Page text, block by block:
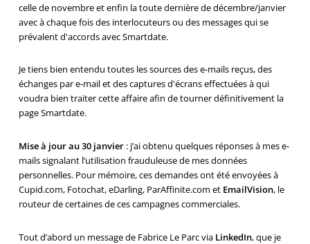
celle de novembre et enfin la toute dernière de décembre/janvier
avec à chaque fois des interlocuteurs ou des messages qui se
prévalent d'accords avec Smartdate.
Je tiens bien entendu toutes les sources des e-mails reçus, des
échanges par e-mail et des captures d'écrans effectuées à qui
voudra bien traiter cette affaire afin de tourner définitivement la
page Smartdate.
Mise à jour au 30 janvier: j’ai obtenu quelques réponses à mes e-
mails signalant l’utilisation frauduleuse de mes données
personnelles. Pour mémoire, ces demandes ont été envoyées à
Cupid.com, Fotochat, eDarling, ParAffinite.com et EmailVision, le
routeur de certaines de ces campagnes commerciales.
Tout d’abord un message de Fabrice Le Parc via LinkedIn, que je